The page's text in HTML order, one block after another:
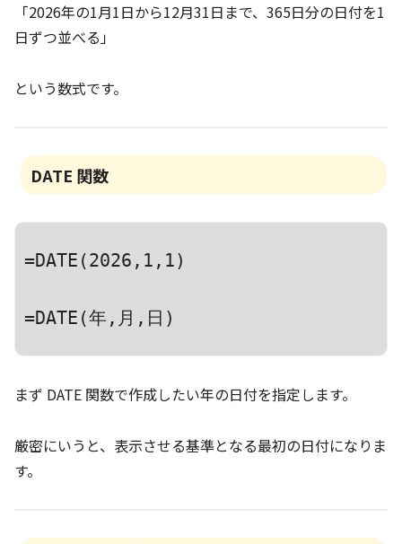
「2026年の1月1日から12月31日まで、365日分の日付を1
日ずつ並べる」
という数式です。
DATE 関数
=DATE(2026,1,1)
=DATE(年,月,日)
まず DATE 関数で作成したい年の日付を指定します。
厳密にいうと、表示させる基準となる最初の日付になりま
す。